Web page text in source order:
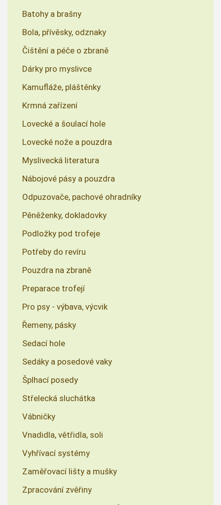
Batohy a brašny
Bola, přívěsky, odznaky
Čištění a péče o zbraně
Dárky pro myslivce
Kamufláže, pláštěnky
Krmná zařízení
Lovecké a šoulací hole
Lovecké nože a pouzdra
Myslivecká literatura
Nábojové pásy a pouzdra
Odpuzovače, pachové ohradníky
Pěněženky, dokladovky
Podložky pod trofeje
Potřeby do revíru
Pouzdra na zbraně
Preparace trofejí
Pro psy - výbava, výcvik
Řemeny, pásky
Sedací hole
Sedáky a posedové vaky
Šplhací posedy
Střelecká sluchátka
Vábničky
Vnadidla, větřidla, soli
Vyhřívací systémy
Zaměřovací lišty a mušky
Zpracování zvěřiny